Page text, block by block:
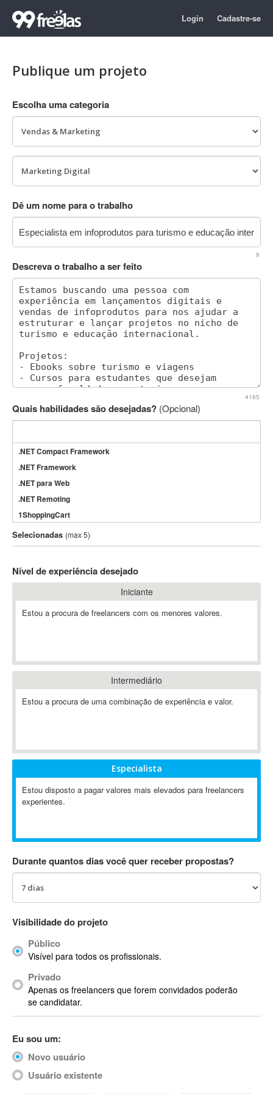
Login Cadastre-se
Publique um projeto
Escolha uma categoria
Dê um nome para o trabalho
9
Descreva o trabalho a ser feito
4165
Quais habilidades são desejadas? (Opcional)
.NET Compact Framework
.NET Framework
.NET para Web
.NET Remoting
1ShoppingCart
3DS Max
3GSM
802.11
A-GPS
ABAP
Abaqus
ABBYY FineReader
Ableton
Ableton Push
Abstract
AC3
ACID Pro
ACPI
Acrobat
Acrobat X
Acronis
ACT
Actimize
ActionScript
ActionScript 3
Selecionadas (max 5)
Nível de experiência desejado
Iniciante
Estou a procura de freelancers com os menores valores.
Intermediário
Estou a procura de uma combinação de experiência e valor.
Especialista
Estou disposto a pagar valores mais elevados para freelancers
experientes.
Durante quantos dias você quer receber propostas?
Visibilidade do projeto
Público
Visível para todos os profissionais.
Privado
Apenas os freelancers que forem convidados poderão
se candidatar.
Eu sou um:
Novo usuário
Usuário existente